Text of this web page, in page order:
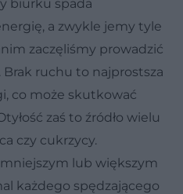
biurku spada
a zwykle jemy tyle
zaczęliśmy prowadzić
ruchu to najprostsza
co może skutkować
zaś to źródło wielu
czy cukrzycy.
lub większym
każdego spędzającego